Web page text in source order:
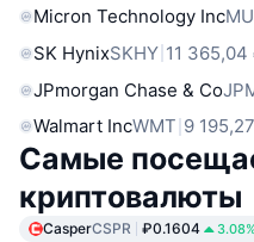
Micron Technology IncMU
SK HynixSKHY 11 365,04
JPmorgan Chase & Co
Walmart IncWMT 9
Самые
криптовалюты
CasperCSPR ₽0.1604